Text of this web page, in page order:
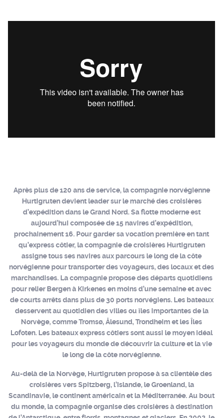
Après plus de 120 ans de service, la compagnie norvégienne
Hurtigrutendevient leader sur le marché des croisières
d’expédition dans le Grand Nord. Sa flotte moderne est
aujourd’hui composée de 15 navires d’expédition,
prochainement 16. Pour garder sa vocation première en tant
qu’express côtier, lacompagnie de croisières Hurtigruten
assigne tous ses navires aux parcours le long de la côte
norvégienne pour transporter des voyageurs, des locaux et des
marchandises. La compagnie propose des départs quotidiens
pour relier Bergen à Kirkenes en moins d’une semaine et avec
decourts arrêts dans plus de 30 ports norvégiens.Les bateaux
desservent au quotidien des villes ou îles importantes de la
Norvège, comme Tromsø, Ålesund, Trondheim et les Îles
Lofoten. Les bateaux express côtiers sont aussi le moyen idéal
pour les voyageurs du monde de découvrir la culture et la vie
le long de la côte norvégienne.
Au-delà de la Norvège, Hurtigruten propose à sa clientèle des
croisières vers Spitzberg, l’Islande, le Groenland, la
Scandinavie, le continent américain et la Méditerranée. Au bout
du monde, la compagnie organise des croisières à destination